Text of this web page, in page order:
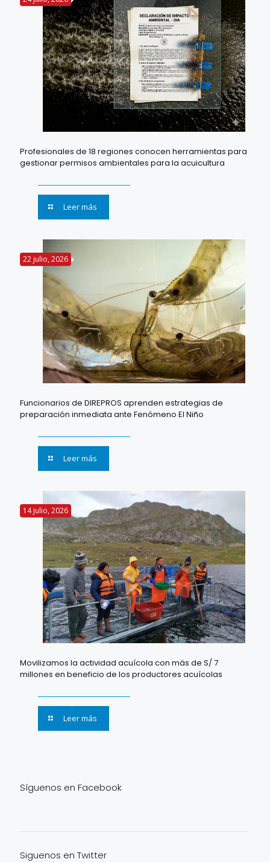
Profesionales de 18 regiones conocen herramientas para
gestionar permisos ambientales para la acuicultura
Leer más
22 julio, 2026
Funcionarios de DIREPROS aprenden estrategias de
preparación inmediata ante Fenómeno El Niño
Leer más
14 julio, 2026
Movilizamos la actividad acuícola con más de S/ 7
millones en beneficio de los productores acuícolas
Leer más
Síguenos en Facebook
Siguenos en Twitter